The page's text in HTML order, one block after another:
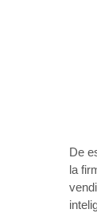
De
la